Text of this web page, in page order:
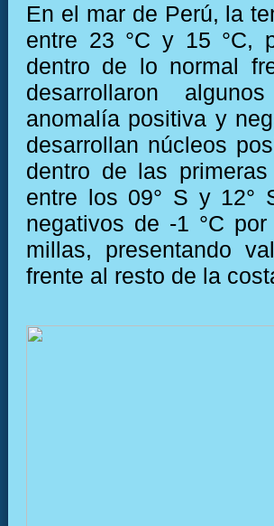
En el mar de Perú, la
entre 23 °C y 15 °C,
dentro de lo normal
desarrollaron
anomalía positiva y
desarrollan núcleos
dentro de las
entre los 09° S y 12°
negativos de -1 °C
millas, presentando
frente al resto de la